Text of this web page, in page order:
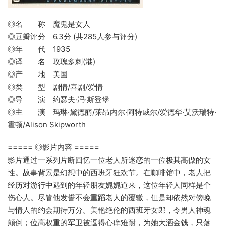
◎名 称 魔鬼是女人
◎豆瓣评分 6.3分 (共285人参与评分)
◎年 代 1935
◎译 名 玫瑰多刺(港)
◎产 地 美国
◎类 型 剧情/喜剧/爱情
◎导 演 约瑟夫·冯·斯登堡
◎主 演 玛琳·黛德丽/莱昂内尔·阿特威尔/爱德华·艾沃瑞特·
霍顿/Alison Skipworth
===== ◎影片内容 =====
影片通过一系列片断回忆一位老人所迷恋的一位极其高傲的女
性。故事背景是幻想中的西班牙狂欢节。在咖啡馆中，老人把
经历对游行中遇到的年轻朋友娓娓道来，这位年轻人同样是个
伤心人。尽管他发誓不会重蹈老人的覆辙，但是却依然对傍晚
与情人的约会期待万分。美艳绝伦的西班牙女郎，令男人神魂
颠倒；位高权重的军卫被逗得心痒难耐，为她大洒金钱，只落